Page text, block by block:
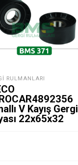
RULMANLARI
V Kayış Gergi
22x65x32